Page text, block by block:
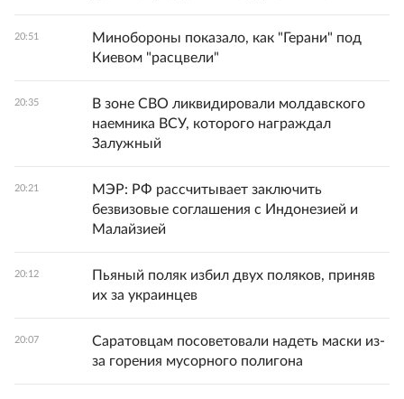
20:51
Минобороны показало, как "Герани" под
Киевом "расцвели"
20:35
В зоне СВО ликвидировали молдавского
наемника ВСУ, которого награждал
Залужный
20:21
МЭР: РФ рассчитывает заключить
безвизовые соглашения с Индонезией и
Малайзией
20:12
Пьяный поляк избил двух поляков, приняв
их за украинцев
20:07
Саратовцам посоветовали надеть маски из-
за горения мусорного полигона